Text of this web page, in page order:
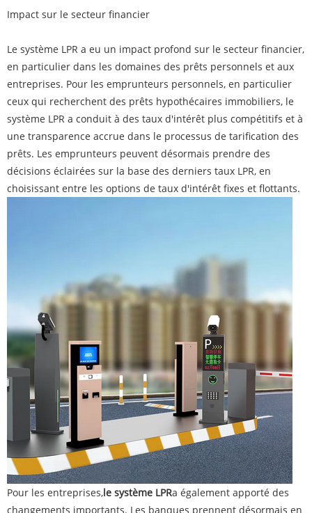
Impact sur le secteur financier
Le système LPR a eu un impact profond sur le secteur financier,
en particulier dans les domaines des prêts personnels et aux
entreprises. Pour les emprunteurs personnels, en particulier
ceux qui recherchent des prêts hypothécaires immobiliers, le
système LPR a conduit à des taux d'intérêt plus compétitifs et à
une transparence accrue dans le processus de tarification des
prêts. Les emprunteurs peuvent désormais prendre des
décisions éclairées sur la base des derniers taux LPR, en
choisissant entre les options de taux d'intérêt fixes et flottants.
Pour les entreprises,le système LPRa également apporté des
changements importants. Les banques prennent désormais en